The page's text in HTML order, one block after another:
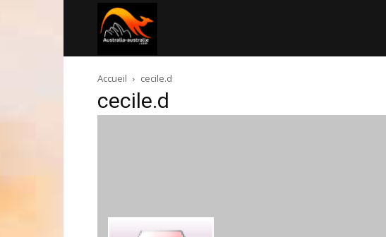
australie.com
Accueil cecile.d
cecile.d